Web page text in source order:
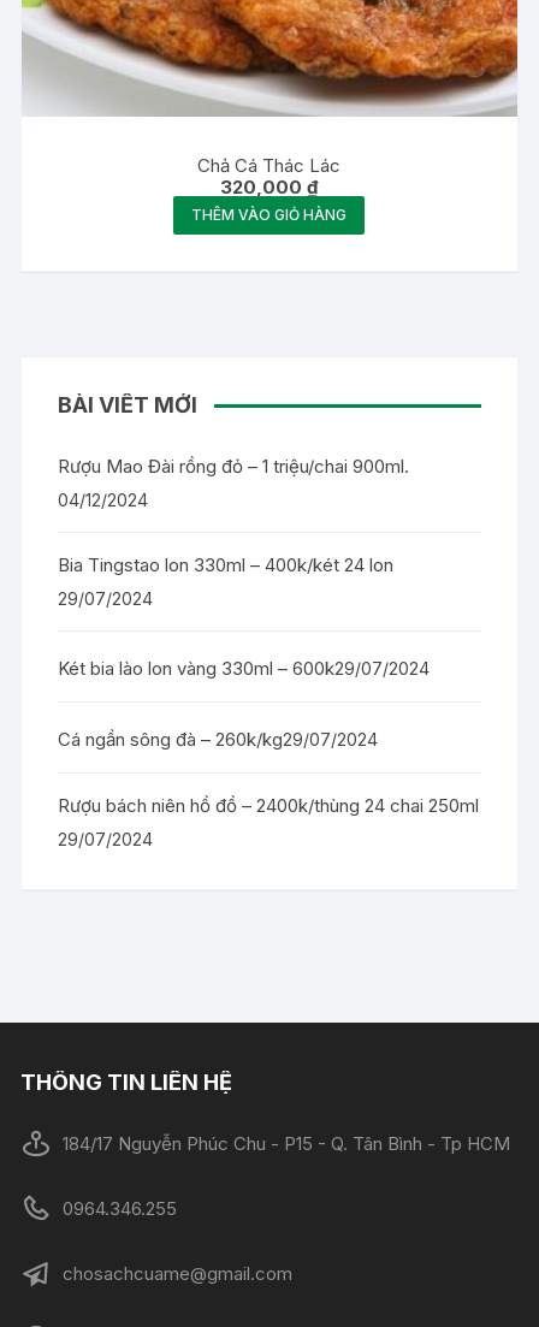
Chả Cá Thác Lác
320,000₫
THÊM VÀO GIỎ HÀNG
BÀI VIẾT MỚI
Rượu Mao Đài rồng đỏ – 1 triệu/chai 900ml.
04/12/2024
Bia Tingstao lon 330ml – 400k/két 24 lon
29/07/2024
Két bia lào lon vàng 330ml – 600k29/07/2024
Cá ngần sông đà – 260k/kg29/07/2024
Rượu bách niên hồ đồ – 2400k/thùng 24 chai 250ml
29/07/2024
THÔNG TIN LIÊN HỆ
184/17 Nguyễn Phúc Chu - P15 - Q. Tân Bình - Tp HCM
0964.346.255
chosachcuame@gmail.com